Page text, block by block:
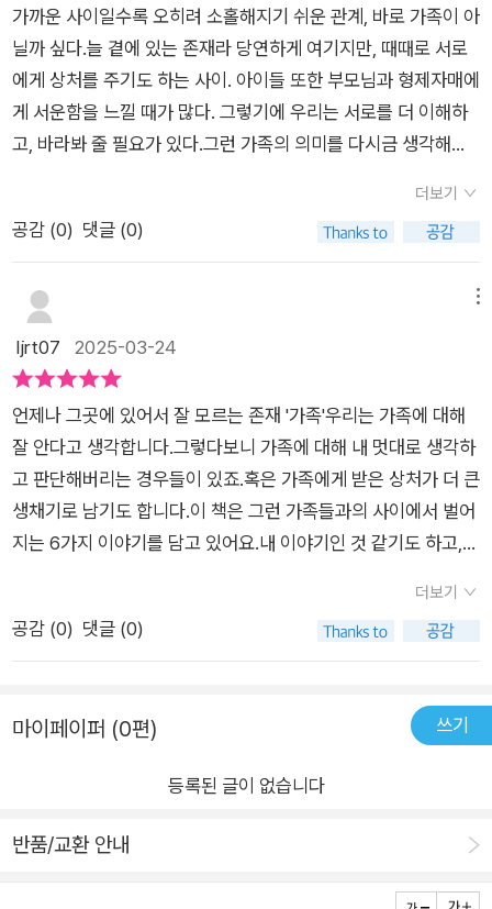
로 바빠 이야기도 제대로 못나누는 경우도 있어요. 하지만, 반면
에 슬프거나 큰 일이 있을 때 가장 의지가 되고 버팀목이 되는 존
재이기도 하구요.​진정한 가족의 의미를 생각하며 오늘 옆에 있는
남편과 호진이에게 다시 한번 사랑한다 말하며 안아주려고 해요.
성장동화로 초등아이들이 읽으면 정말 좋은 책으로 <마음이 아
동화에서 아기를 잃은 길고양이 치타가 아픈 아이로 슬픔에 빠진
미유 엄마의 마음을 자기 나름의 방법으로 위로하는 장면이 기억
에 남았는데요.함께 이 책을 읽었던 아이는 <응급편의점>에서
돌아가신 엄마를 계속 그리워하는 연우가 계속 떠오른다고 하더
라구요. 엄마를 그리워하다 엄마를 만날 수 있는 신비한 응급 편
서 좋았다고 하는 아이!이 책에서는 앞에서 언급된 작품의 주인공
들은 물론 <엄마는 충전 중>의 일에 지쳐 몸에 전기가 흐르게 된
도현 엄마나<망해라! 꽃분상회>의 베트남 파병 트라우마로 아
픔을 겪고 있는 할아버지처럼 주인공들이 가족 구성원의 부재나
를 받거나 환상의 세계에서 상처를 치유 받게 됩니다.어린이 문
이 아픈 날, 응급 편의점으로 오세요>아이들이 진정한 가족의 의
미와 소중함을 깨달을 수 있도록 아이와 함께 읽어 보시길 추천합
니다!! ^^#개암나무 #문학의즐거움 #성장동화 #가족애 #초등추
천동화 #초등고학년추천동화 #어린이문학
는 말을 했다. 단편 동화이니, 하루에 한 편씩 부모님과 같이 읽고
잠시라도 생각을 나눠보라는 이야기도 덧붙였다. 새하얀 눈꽃송
이처럼 어여쁜 우리 아이들은 나의 말에 기다렸다는 듯 “네!”라
는 답을 했다. 특히 여자 아이들은 겉표지를 보자마자 자기 스타
일이라며, 근데 이 여자애는 왜 우는 거냐며 내게 이것저것 묻기
도 했다. 궁금함이 꼬리에 꼬리를 물며 우리 아이들의 마음을 간
질여주길 남몰래 빌었다. 내가 느꼈던 그 마음을 우리 아이들도
한다. 그리고 가족이니까 무조건 사랑하고 아껴야한다는 진부한
메시지가 아닌 새로운 메시지를 전하고 있다. 이는 이알찬 작가만
이 전할 수 있는 메시지가 아닐까, 감히 생각해보았다. 우리 아이
들이 여섯 편의 동화를 읽으며 더 건강한 마음을 가질 것 같다는
확신이 들었기 때문이다.아이들에게 여섯 편의 동화 중 어느 이야
기가 가장 기억에 남냐고 물어본 적이 있다. 그런데 나의 물음에
한 아이가 말했다.​“선생님, 꼭 골라야해요? 다 좋던데…”​아이의
말이 끝나기도 전에 다른 아이들이 답을 이어갔다. 실로 오래간만
에 활기가 차오르는 순간이라, 뿌듯한 눈빛을 가득 담아 아이들을
다 좋았거든요.”“맞아 맞아! 저도요. 선생님 근데요, 선생님은 어
떤 게 제일 좋았는데요?”​‘헉!’​순간 당황했지만, 언제나 그랬듯 아
이들에게 이심전심이라 말해주었다. ​오래오래 기억에 담아두고
픈 작품을 만났다. 단편 동화가 주는 울림이 이런 것이구나, 느끼
게 되었다고 할까.​이알찬 동화 작가가 들려주는 다른 이야기에도
지친 오늘에 따뜻한 충전이 필요한 날 두고두고 펼쳐보고 싶은 동
이들이 가족과 함께 마음을 다독이는 시간을 보내길 빌어본다.​​​​**
출판사에서 책을 제공받아 읽고난 뒤 작성한 서평입니다. **
가까운 사이일수록 오히려 소홀해지기 쉬운 관계, 바로 가족이 아
닐까 싶다.늘 곁에 있는 존재라 당연하게 여기지만, 때때로 서로
에게 상처를 주기도 하는 사이. 아이들 또한 부모님과 형제자매에
게 서운함을 느낄 때가 많다. 그렇기에 우리는 서로를 더 이해하
고, 바라봐 줄 필요가 있다.그런 가족의 의미를 다시금 생각해보
엄마가 다른 형제, 방전된 엄마, 새엄마를 받아들이기 어려운 아
이 등 다양한 가족의 모습을 담아내며, 우리에게 서로를 이해할
인상적이었다.빨래를 돌리다가도 세탁기 앞에서 꾸벅꾸벅 졸고,
청소를 하다가도 그대로 잠들어 버리는 엄마. 늘 뭐든 척척 해내
는 줄로만 알았던 엄마가 점점 지쳐가는 모습에 아이들은 충격을
하고, 돌봄이 필요한 존재라는 걸 깨닫게 된다.책을 덮으며 우리
도 곁에 있는 가족에게 너무 많은 것을 당연하게 여기고 있었던
건 아닐까, 돌아보게 된다. 가족이란 결국 서로를 가장 아끼고 생
각해주는 존재임을 다시금 깨닫게 되는 순간이었다.따뜻한 감동
을 주는 가족 동화, 초등 고학년 친구들에게 추천한다![본 도서는
개암나무로부터 제공 받아 직접 읽고 작성한 서평입니다.]
더보기
공감 (0) 댓글 (0)
ljrt07 2025-03-24
언제나 그곳에 있어서 잘 모르는 존재 '가족'우리는 가족에 대해
잘 안다고 생각합니다.그렇다보니 가족에 대해 내 멋대로 생각하
고 판단해버리는 경우들이 있죠.혹은 가족에게 받은 상처가 더 큰
생채기로 남기도 합니다.이 책은 그런 가족들과의 사이에서 벌어
지는 6가지 이야기를 담고 있어요.내 이야기인 것 같기도 하고,
책을 읽다 보면 마음 깊이 공감이 되어서 더 몰입하게 되는 이야
기들이죠.첫 번째 이야기에서는 가족을 위한다면 적당히 모르는
기에서는 기억 저편에 밀어두었던 어린 시절 가족과의 추억이 떠
올랐어요.세 번째 이야기에서는 동물과 사람이 가족이 되어가는
픔에 눈물을 흘리기도 했답니다.다섯 번째 이야기에서는 엄마로
써의 나의 모습이 보였고, 여섯 번째 이야기는 따뜻한 봄날 같은
이야기라고 느꼈어요.너무나 다른 이야기들이지만 '가족'이라는
공통된 주제로 이야기가 펼쳐지다보니 모두 내 이야기 같기도 하
더보기
공감 (0) 댓글 (0)
마이페이퍼 (0편) 쓰기
등록된 글이 없습니다
반품/교환 안내